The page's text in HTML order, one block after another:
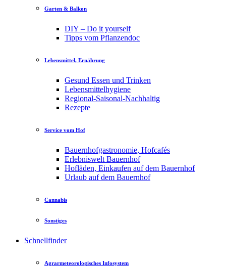
Garten & Balkon
DIY – Do it yourself
Tipps vom Pflanzendoc
Lebensmittel, Ernährung
Gesund Essen und Trinken
Lebensmittelhygiene
Regional-Saisonal-Nachhaltig
Rezepte
Service vom Hof
Bauernhofgastronomie, Hofcafés
Erlebniswelt Bauernhof
Hofläden, Einkaufen auf dem Bauernhof
Urlaub auf dem Bauernhof
Cannabis
Sonstiges
Schnellfinder
Agrarmeteorologisches Infosystem